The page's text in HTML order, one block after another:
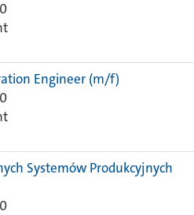
Engineer (m/f)
Systemów Produkcyjnych